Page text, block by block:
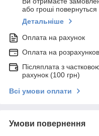
або гроші
Детальніше
Оплата на рахунок
Оплата на
Післяплата з
рахунок (100 грн)
Всі умови оплати
Умови повернення